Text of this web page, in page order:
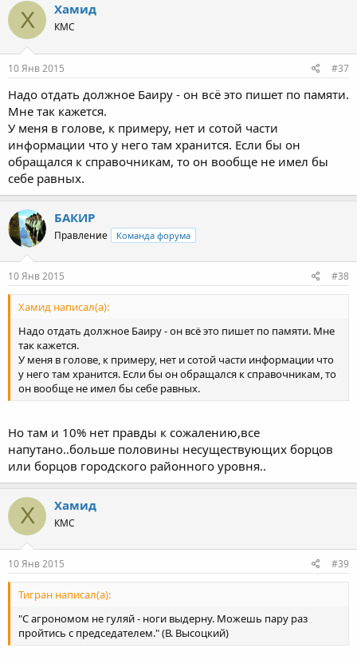
Х Хамид
КМС
10 Янв 2015 #37
Надо отдать должное Баиру - он всё это пишет по памяти.
Мне так кажется.
У меня в голове, к примеру, нет и сотой части
информации что у него там хранится. Если бы он
обращался к справочникам, то он вообще не имел бы
себе равных.
БАКИР
Правление Команда форума
10 Янв 2015 #38
Хамид написал(а):
Надо отдать должное Баиру - он всё это пишет по памяти. Мне
так кажется.
У меня в голове, к примеру, нет и сотой части информации что
у него там хранится. Если бы он обращался к справочникам, то
он вообще не имел бы себе равных.
Но там и 10% нет правды к сожалению,все
напутано..больше половины несуществующих борцов
или борцов городского районного уровня..
Х Хамид
КМС
10 Янв 2015 #39
Тигран написал(а):
"С агрономом не гуляй - ноги выдерну. Можешь пару раз
пройтись с председателем." (В. Высоцкий)